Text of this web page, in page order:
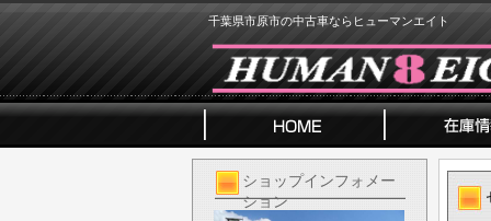
千葉県市原市の中古車ならヒューマンエイト
ショップインフォメー
ション